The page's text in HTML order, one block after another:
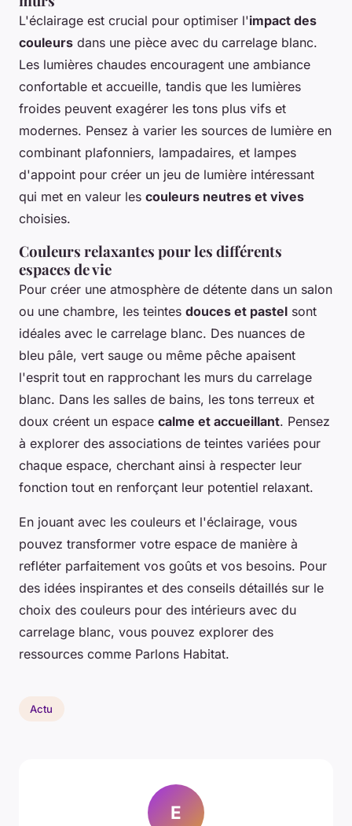
L'éclairage est crucial pour optimiser l'impact des
couleurs dans une pièce avec du carrelage blanc.
Les lumières chaudes encouragent une ambiance
confortable et accueille, tandis que les lumières
froides peuvent exagérer les tons plus vifs et
modernes. Pensez à varier les sources de lumière en
combinant plafonniers, lampadaires, et lampes
d'appoint pour créer un jeu de lumière intéressant
qui met en valeur les couleurs neutres et vives
choisies.
Couleurs relaxantes pour les différents
espaces de vie
Pour créer une atmosphère de détente dans un salon
ou une chambre, les teintes douces et pastel sont
idéales avec le carrelage blanc. Des nuances de
bleu pâle, vert sauge ou même pêche apaisent
l'esprit tout en rapprochant les murs du carrelage
blanc. Dans les salles de bains, les tons terreux et
doux créent un espace calme et accueillant. Pensez
à explorer des associations de teintes variées pour
chaque espace, cherchant ainsi à respecter leur
fonction tout en renforçant leur potentiel relaxant.
En jouant avec les couleurs et l'éclairage, vous
pouvez transformer votre espace de manière à
refléter parfaitement vos goûts et vos besoins. Pour
des idées inspirantes et des conseils détaillés sur le
choix des couleurs pour des intérieurs avec du
carrelage blanc, vous pouvez explorer des
ressources comme Parlons Habitat.
Actu
E